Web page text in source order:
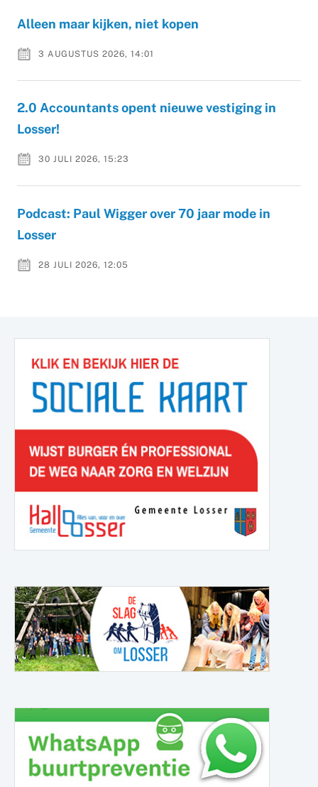
Alleen maar kijken, niet kopen
3 AUGUSTUS 2026, 14:01
2.0 Accountants opent nieuwe vestiging in
Losser!
30 JULI 2026, 15:23
Podcast: Paul Wigger over 70 jaar mode in
Losser
28 JULI 2026, 12:05